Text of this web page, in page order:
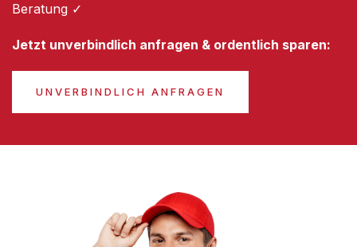
Beratung ✓
Jetzt unverbindlich anfragen & ordentlich sparen:
UNVERBINDLICH ANFRAGEN